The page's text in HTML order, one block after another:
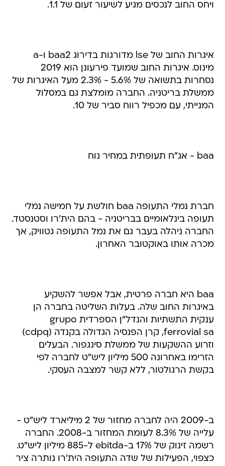
ויחס החוב לנכסים מגיע לשיעור זעום של 1.1.
איגרות החוב של lse מדורגות בדירוג baa2 ו-a
מינוס. איגרות החוב שמועד פירעונן הוא 2019
נסחרות בתשואה של 5.6% - 2.3% מעל האיגרות של
ממשלת בריטניה. החברה מומלצת גם במסלול
המנייתי, עם מכפיל רווח סביר של 10.
baa - אג"ח תעופתית במחיר נוח
חברת נמלי התעופה baa חולשת על חמישה נמלי
תעופה בינלאומיים בבריטניה - בהם הית'רו וסטנסטד.
החברה ניהלה בעבר גם את נמל התעופה גטוויק, אך
מכרה אותו באוקטובר האחרון.
baa היא חברה פרטית, אבל אפשר להשקיע
באיגרות החוב שלה. בעלות השליטה בחברה הן
ענקית התשתיות והנדל"ן הספרדית grupo
ferrovial sa, קרן הפנסיה הגדולה בקנדה (cdpq)
וזרוע ההשקעות של ממשלת סינגפור. הבעלים
הזרימו באחרונה 500 מיליון ליש"ט לחברה לפי
בקשת הרגולטור, ללא קשר למצבה העסקי.
ב-2009 היה לחברה מחזור של 2 מיליארד ליש"ט -
עלייה של 8.3% לעומת המחזור ב-2008. החברה
רשמה זינוק של 17% ב-ebitda ל-885 מיליון ליש"ט.
כצפוי, הפעילות של שדה התעופה הית'רו נותרה ציר